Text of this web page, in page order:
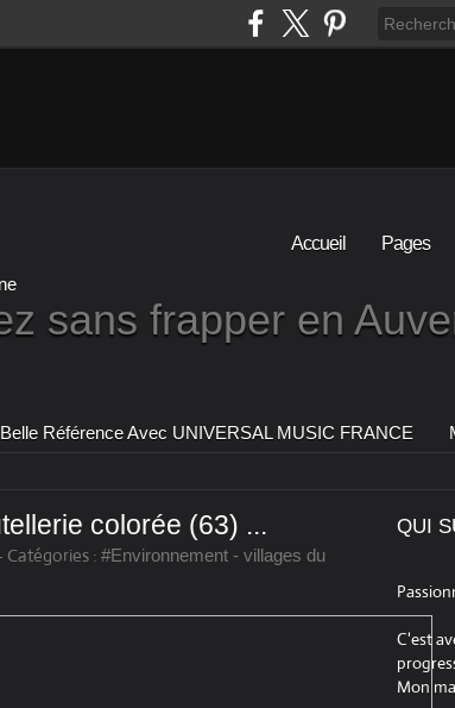
Accueil Pages
sans frapper en
Référence Avec UNIVERSAL MUSIC FRANCE
colorée (63) ...
Catégories : #Environnement - villages du
QUI
C'est
Mon